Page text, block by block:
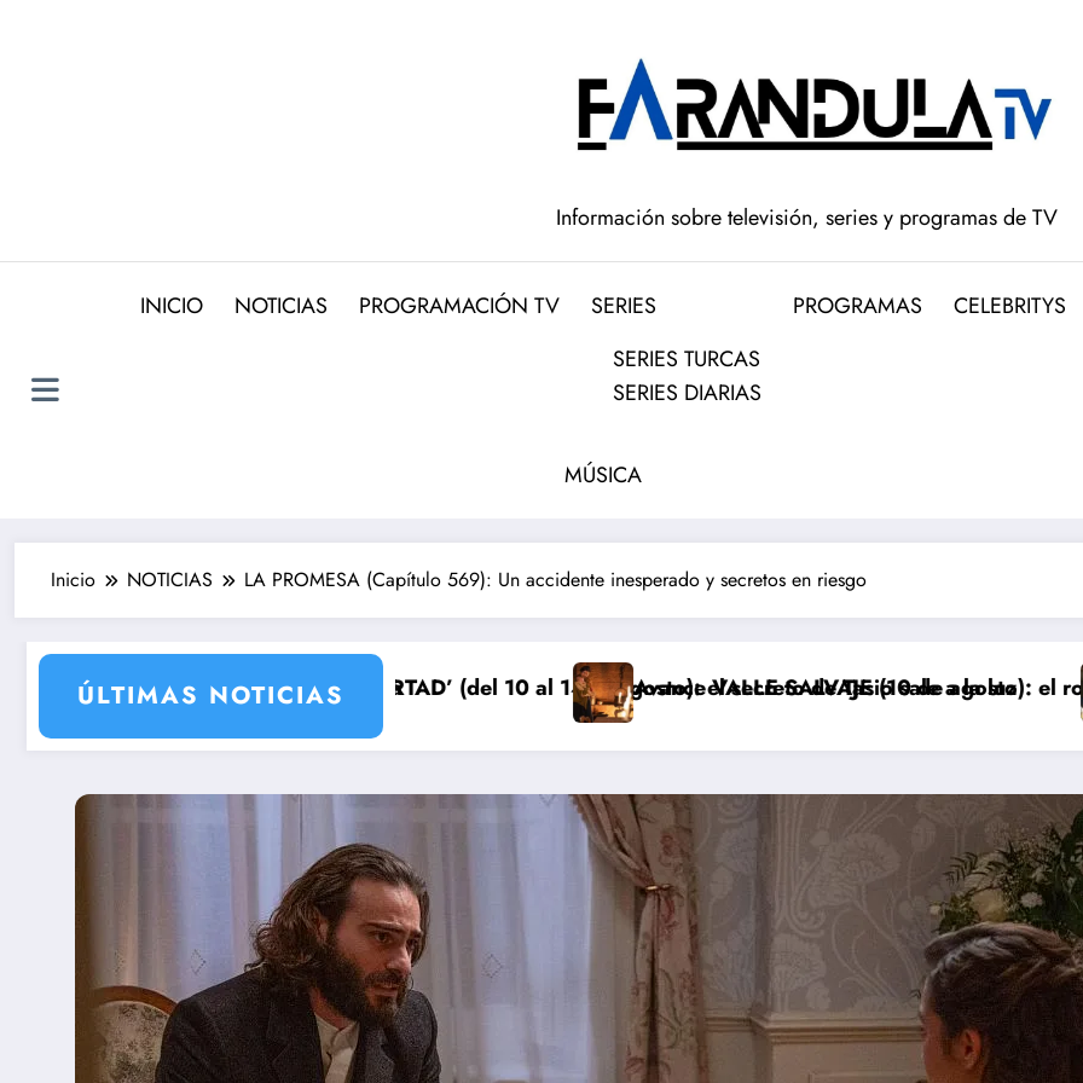
Información sobre televisión, series y programas de TV
INICIO NOTICIAS PROGRAMACIÓN TV
SERIES
SERIES TURCAS
SERIES DIARIAS
PROGRAMAS CELEBRITYS
MÚSICA
Inicio NOTICIAS LA PROMESA (Capítulo 569): Un accidente inesperado y secretos en riesgo
ÚLTIMAS NOTICIAS
prepara su venganza
‘SUEÑOS DE LIBERTAD’ (del 10 al 14de agosto): el secreto de Tasio sale a la luz
Avance VALLE SALVAJE (10 de agosto): el robo de los bebés
Avance ‘LA